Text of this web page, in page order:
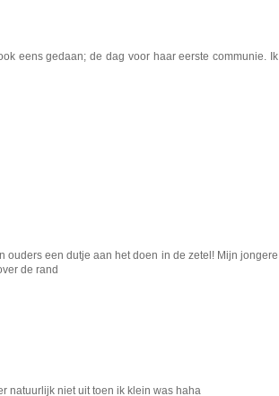
eens gedaan; de dag voor haar eerste communie. Ik
een dutje aan het doen in de zetel! Mijn jongere
de rand
natuurlijk niet uit toen ik klein was haha